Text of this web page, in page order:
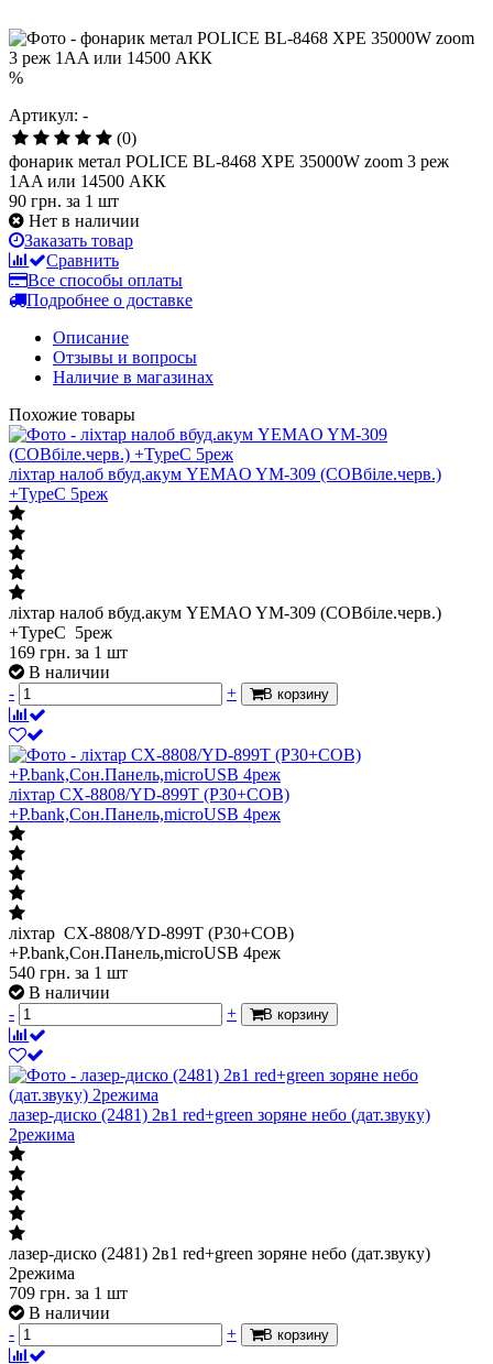
%
Артикул: -
(0)
фонарик метал POLICE BL-8468 XPE 35000W zoom 3 реж
1AA или 14500 АКК
90 грн. за 1 шт
Нет в наличии
Заказать товар
Сравнить
Все способы оплаты
Подробнее о доставке
Описание
Отзывы и вопросы
Наличие в магазинах
Похожие товары
ліхтар налоб вбуд.акум YEMAO YM-309 (COBбіле.черв.)
+TypeC 5реж
ліхтар налоб вбуд.акум YEMAO YM-309 (COBбіле.черв.)
+TypeC 5реж
169 грн. за 1 шт
В наличии
-
+ В корзину
ліхтар CX-8808/YD-899T (P30+COB)
+P.bank,Сон.Панель,microUSB 4реж
ліхтар CX-8808/YD-899T (P30+COB)
+P.bank,Сон.Панель,microUSB 4реж
540 грн. за 1 шт
В наличии
-
+ В корзину
лазер-диско (2481) 2в1 red+green зоряне небо (дат.звуку)
2режима
лазер-диско (2481) 2в1 red+green зоряне небо (дат.звуку)
2режима
709 грн. за 1 шт
В наличии
-
+ В корзину